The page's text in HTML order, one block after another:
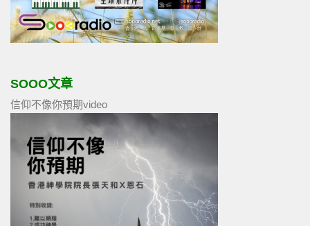
SOOO文章
信仰不像你預期video